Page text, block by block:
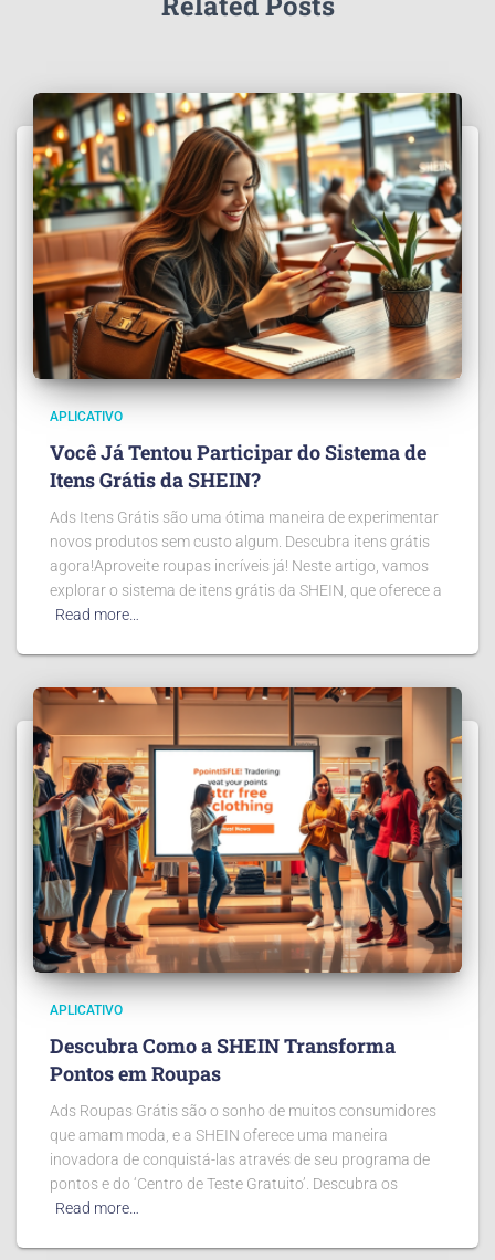
APLICATIVO
Você Já Tentou Participar do Sistema de
Itens Grátis da SHEIN?
Ads Itens Grátis são uma ótima maneira de experimentar
novos produtos sem custo algum. Descubra itens grátis
agora!Aproveite roupas incríveis já! Neste artigo, vamos
explorar o sistema de itens grátis da SHEIN, que oferece a
Read more…
APLICATIVO
Descubra Como a SHEIN Transforma
Pontos em Roupas
Ads Roupas Grátis são o sonho de muitos consumidores
que amam moda, e a SHEIN oferece uma maneira
inovadora de conquistá-las através de seu programa de
pontos e do ‘Centro de Teste Gratuito’. Descubra os
Read more…